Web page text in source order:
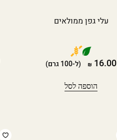
עלי גפן ממולאים
16.00 (ל-100 גרם)
הוספה לסל